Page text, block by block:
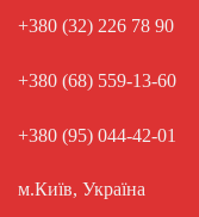
+380 (32) 226 78 90
+380 (68) 559-13-60
+380 (95) 044-42-01
м.Київ, Україна